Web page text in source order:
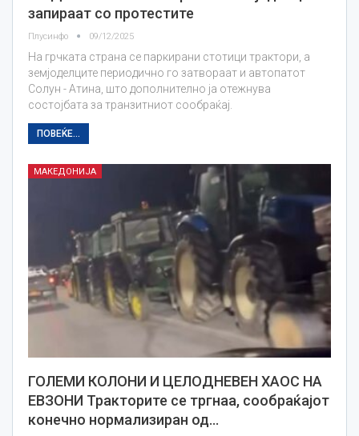
запираат со протестите
Плусинфо 09/12/2025
На грчката страна се паркирани стотици трактори, а
земјоделците периодично го затвораат и автопатот
Солун - Атина, што дополнително ја отежнува
состојбата за транзитниот сообраќај.
ПОВЕЌЕ...
МАКЕДОНИЈА
ГОЛЕМИ КОЛОНИ И ЦЕЛОДНЕВЕН ХАОС НА
ЕВЗОНИ Тракторите се тргнаа, сообраќајот
конечно нормализиран од…